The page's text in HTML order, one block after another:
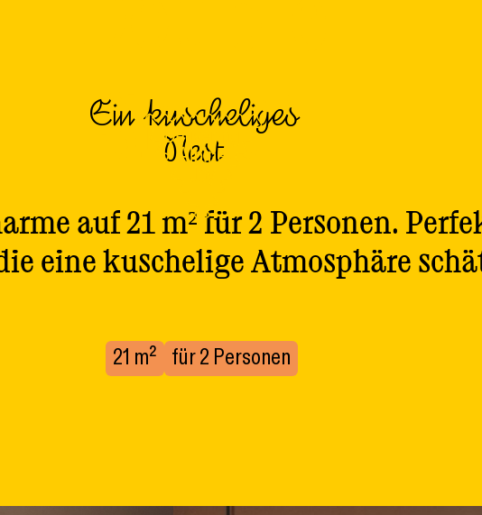
Small
Ein kuscheliges
Nest
auf 21 m² für 2 Personen.
eine kuschelige Atmosphäre
21 m² für 2 Personen